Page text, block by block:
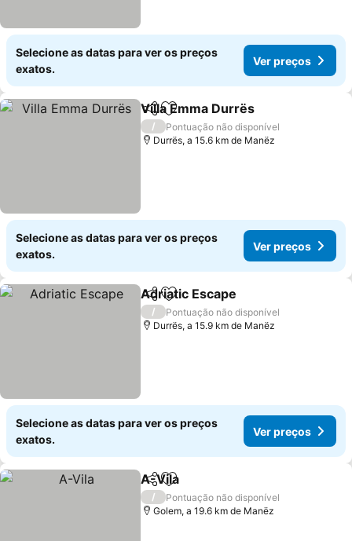
Selecione as datas para ver os preços
exatos.
Ver preços
PartilharAdicionar aos favoritos
Villa Emma Durrës
/
Pontuação não disponível
Durrës, a 15.6 km de Manëz
Selecione as datas para ver os preços
exatos.
Ver preços
PartilharAdicionar aos favoritos
Adriatic Escape
/
Pontuação não disponível
Durrës, a 15.9 km de Manëz
Selecione as datas para ver os preços
exatos.
Ver preços
PartilharAdicionar aos favoritos
A-Vila
/
Pontuação não disponível
Golem, a 19.6 km de Manëz